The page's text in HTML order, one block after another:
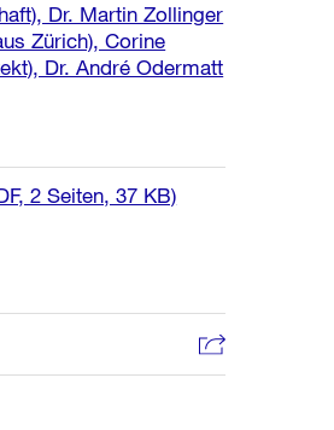
Dr. Martin Zollinger
Zürich), Corine
Dr. André Odermatt
2 Seiten, 37 KB)